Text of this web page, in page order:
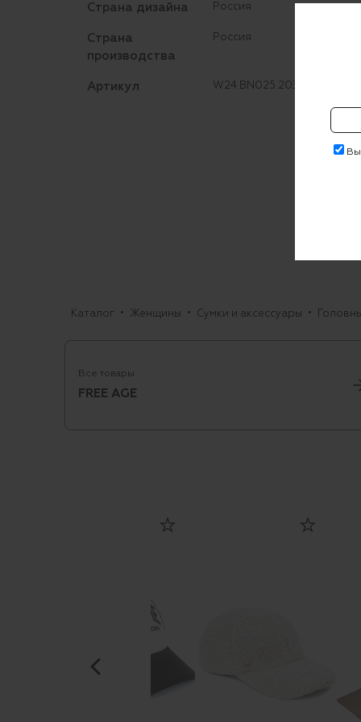
Страна дизайна Россия
Страна
производства
Россия
Артикул W24.BN025.2030.102
Каталог Женщины Сумки и аксессуары
Все товары
FREE AGE